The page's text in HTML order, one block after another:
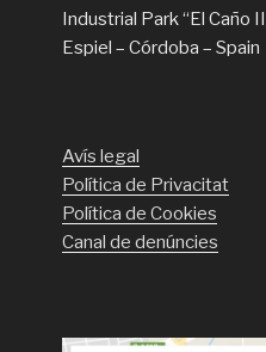
Industrial Park “El Caño
Espiel – Córdoba – Spain
Avís legal
Política de Privacitat
Política de Cookies
Canal de denúncies